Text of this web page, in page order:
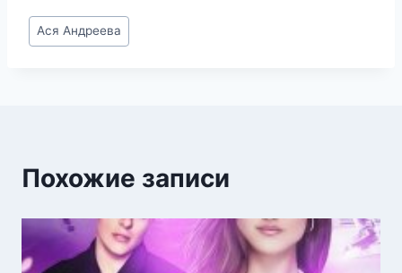
Метки
записи:
Ася Андреева
Похожие записи